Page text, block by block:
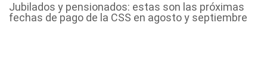
Jubilados y pensionados: estas son las próximas
fechas de pago de la CSS en agosto y septiembre